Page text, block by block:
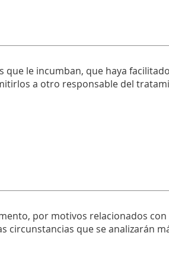
le incumban, que haya
a otro responsable del
por motivos relacionados
que se analizarán